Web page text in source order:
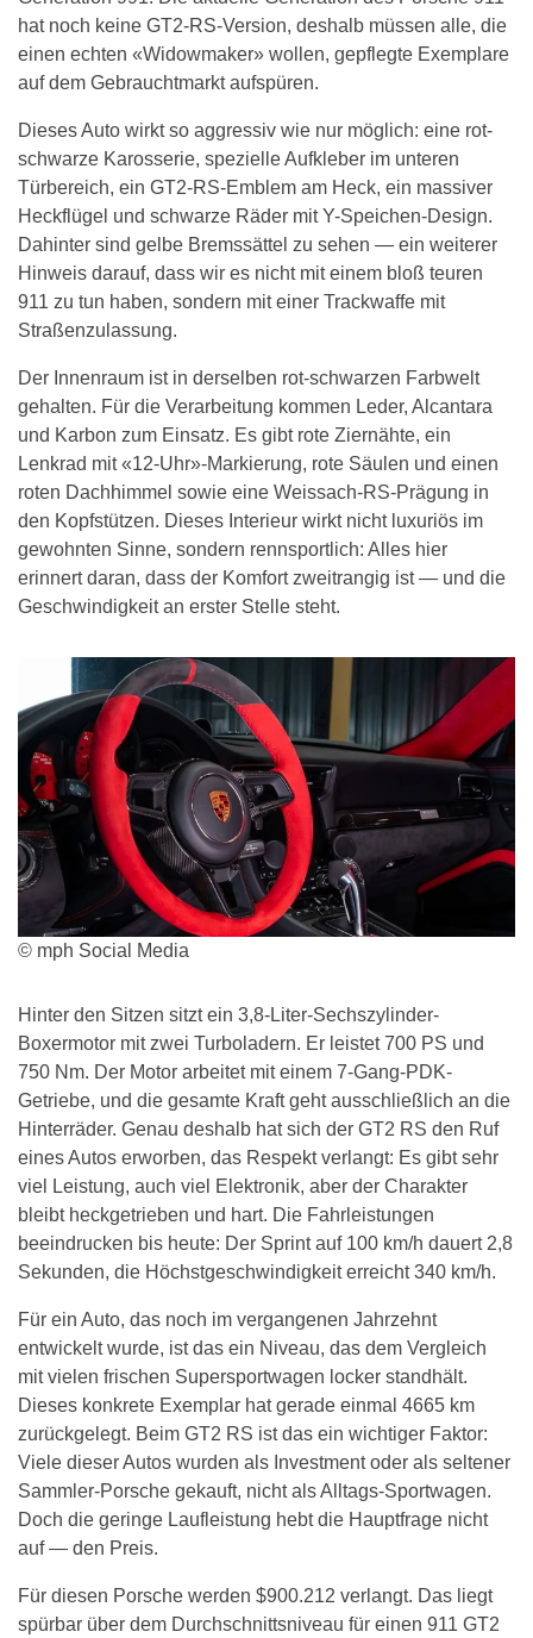
hat noch keine GT2-RS-Version, deshalb müssen alle, die
einen echten «Widowmaker» wollen, gepflegte Exemplare
auf dem Gebrauchtmarkt aufspüren.
Dieses Auto wirkt so aggressiv wie nur möglich: eine rot-
schwarze Karosserie, spezielle Aufkleber im unteren
Türbereich, ein GT2-RS-Emblem am Heck, ein massiver
Heckflügel und schwarze Räder mit Y-Speichen-Design.
Dahinter sind gelbe Bremssättel zu sehen — ein weiterer
Hinweis darauf, dass wir es nicht mit einem bloß teuren
911 zu tun haben, sondern mit einer Trackwaffe mit
Straßenzulassung.
Der Innenraum ist in derselben rot-schwarzen Farbwelt
gehalten. Für die Verarbeitung kommen Leder, Alcantara
und Karbon zum Einsatz. Es gibt rote Ziernähte, ein
Lenkrad mit «12-Uhr»-Markierung, rote Säulen und einen
roten Dachhimmel sowie eine Weissach-RS-Prägung in
den Kopfstützen. Dieses Interieur wirkt nicht luxuriös im
gewohnten Sinne, sondern rennsportlich: Alles hier
erinnert daran, dass der Komfort zweitrangig ist — und die
Geschwindigkeit an erster Stelle steht.
© mph Social Media
Hinter den Sitzen sitzt ein 3,8-Liter-Sechszylinder-
Boxermotor mit zwei Turboladern. Er leistet 700 PS und
750 Nm. Der Motor arbeitet mit einem 7-Gang-PDK-
Getriebe, und die gesamte Kraft geht ausschließlich an die
Hinterräder. Genau deshalb hat sich der GT2 RS den Ruf
eines Autos erworben, das Respekt verlangt: Es gibt sehr
viel Leistung, auch viel Elektronik, aber der Charakter
bleibt heckgetrieben und hart. Die Fahrleistungen
beeindrucken bis heute: Der Sprint auf 100 km/h dauert 2,8
Sekunden, die Höchstgeschwindigkeit erreicht 340 km/h.
Für ein Auto, das noch im vergangenen Jahrzehnt
entwickelt wurde, ist das ein Niveau, das dem Vergleich
mit vielen frischen Supersportwagen locker standhält.
Dieses konkrete Exemplar hat gerade einmal 4665 km
zurückgelegt. Beim GT2 RS ist das ein wichtiger Faktor:
Viele dieser Autos wurden als Investment oder als seltener
Sammler-Porsche gekauft, nicht als Alltags-Sportwagen.
Doch die geringe Laufleistung hebt die Hauptfrage nicht
auf — den Preis.
Für diesen Porsche werden $900.212 verlangt. Das liegt
spürbar über dem Durchschnittsniveau für einen 911 GT2